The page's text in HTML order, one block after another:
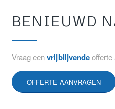
BENIEUWD
Vraag eenvrijblijvendeofferte
OFFERTE AANVRAGEN